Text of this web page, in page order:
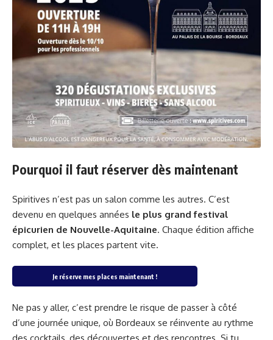
Pourquoi il faut réserver dès maintenant
Spiritives n’est pas un salon comme les autres. C’est
devenu en quelques années le plus grand festival
épicurien de Nouvelle-Aquitaine. Chaque édition affiche
complet, et les places partent vite.
Je réserve mes places maintenant !
Ne pas y aller, c’est prendre le risque de passer à côté
d’une journée unique, où Bordeaux se réinvente au rythme